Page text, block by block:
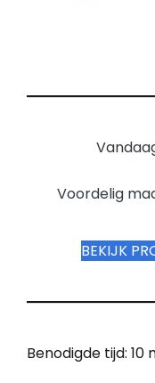
Voordelig
BEKIJK
Benodigde tijd: 10